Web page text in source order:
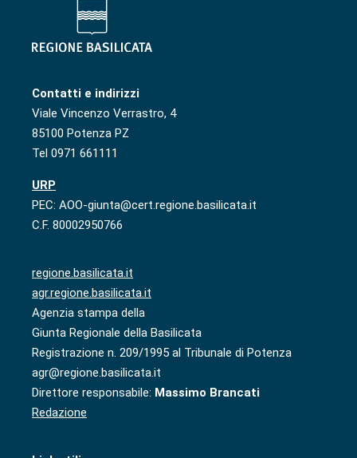
Contatti e indirizzi
Viale Vincenzo Verrastro, 4
85100 Potenza PZ
Tel 0971 661111
URP
PEC: AOO-giunta@cert.regione.basilicata.it
C.F. 80002950766
regione.basilicata.it
agr.regione.basilicata.it
Agenzia stampa della
Giunta Regionale della Basilicata
Registrazione n. 209/1995 al Tribunale di Potenza
agr@regione.basilicata.it
Direttore responsabile: Massimo Brancati
Redazione